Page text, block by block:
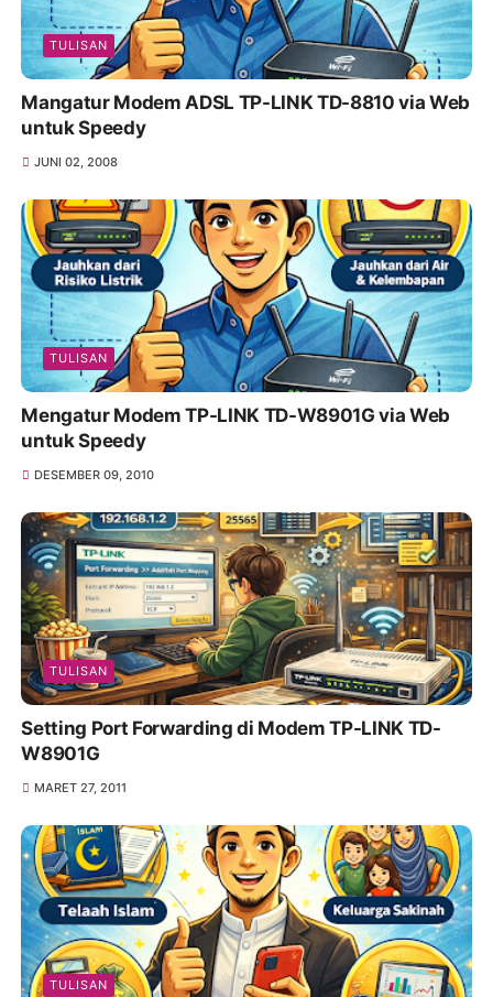
TULISAN
Mangatur Modem ADSL TP-LINK TD-8810 via Web
untuk Speedy
JUNI 02, 2008
TULISAN
Mengatur Modem TP-LINK TD-W8901G via Web
untuk Speedy
DESEMBER 09, 2010
TULISAN
Setting Port Forwarding di Modem TP-LINK TD-
W8901G
MARET 27, 2011
TULISAN